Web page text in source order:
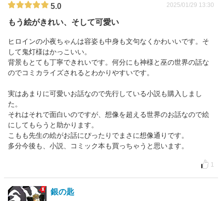
5.0 2025/01/29 13:30
もう絵がきれい、そして可愛い
ヒロインの小夜ちゃんは容姿も中身も文句なくかわいいです。そ
して鬼灯様はかっこいい。
背景もとても丁寧できれいです。何分にも神様と巫の世界の話な
のでコミカライズされるとわかりやすいです。
実はあまりに可愛いお話なので先行している小説も購入しまし
た。
それはそれで面白いのですが、想像を超える世界のお話なので絵
にしてもらうと助かります。
こもも先生の絵がお話にぴったりでまさに想像通りです。
多分今後も、小説、コミック本も買っちゃうと思います。
1
銀の匙